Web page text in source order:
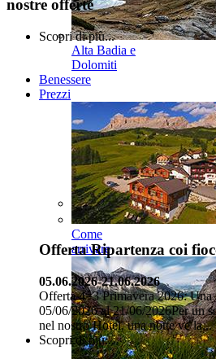
Alta Badia e
Dolomiti
Benessere
Prezzi
Come
arrivare
nostre offerte
Scopri di più...
Offerta Ripartenza coi
05.06.2026-21.06.2026
Offerta 4=3 Primavera 2026:
05/06/2026 al 21/06/2026Per un
nel nostro Hotel, una notte ve la...
Scopri di più...